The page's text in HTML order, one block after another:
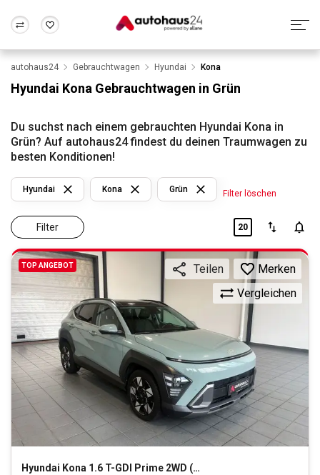
Wir bewerten dein Auto
Alle Fragen & Antworten
Rund um die Inzahlungnahme
Frankfurt Wuppertal
autohaus24 Gebrauchtwagen Hyundai Kona
Hyundai Kona Gebrauchtwagen in Grün
Du suchst nach einem gebrauchten Hyundai Kona in
Grün? Auf autohaus24 findest du deinen Traumwagen zu
besten Konditionen!
Filter
Hyundai Kona Grün Filter löschen
20
TOP ANGEBOT
Hyundai Kona 1.6 T-GDI Prime 2WD (EURO 6d)
Vergleichen
Teilen Merken